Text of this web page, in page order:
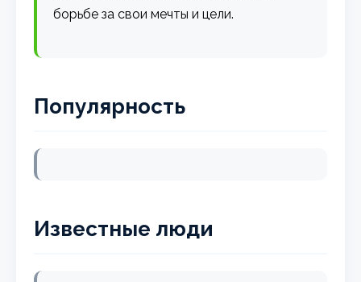
борьбе за свои мечты и цели.
Популярность
Известные люди